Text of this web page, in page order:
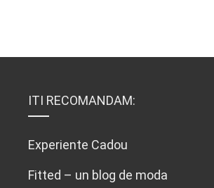
ITI RECOMANDAM:
Experiente Cadou
Fitted – un blog de moda